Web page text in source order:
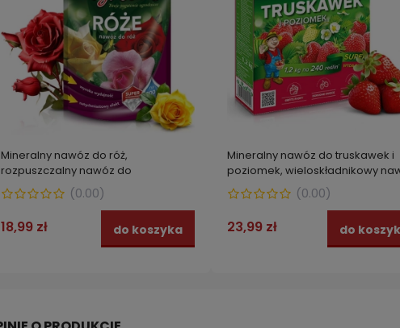
Mineralny nawóz do róż,
rozpuszczalny nawóz do
podlewania Agrecol 300 g
(0.00)
18,99 zł do koszyka
Mineralny nawóz do truskawek i
poziomek, wieloskładnikowy
AGRECOL 1,2 kg
(0.00)
23,99 zł do